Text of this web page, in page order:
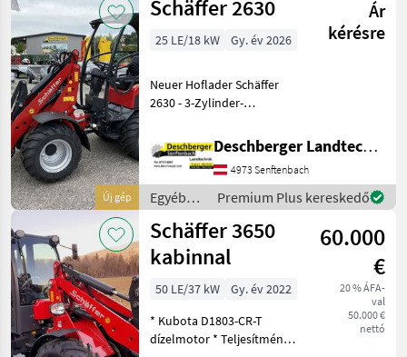
erőgépek
Schäffer
Új gép
Schäffer 2630
Ár
kérésre
25 LE/18 kW Gy. év 2026
Neuer Hoflader Schäffer
2630 - 3-Zylinder-
PS - Hydrostatischer
Allradantrieb mit
Gelenkwelle und
automotiver Steuerung -
Hochdruck-Antri
Deschberger Landtechnik GmbH
4973 Senftenbach
Egyéb
mezőgazdasági
erőgépek
/
Schäffer
Premium Plus kereskedő
Schäffer 3650
kabinnal
60.000
€
20 % ÁFA-
val
50.000 €
nettó
50 LE/37 kW
Gy. év 2022
* Kubota D1803-CR-T
dízelmotor * Teljesítmény